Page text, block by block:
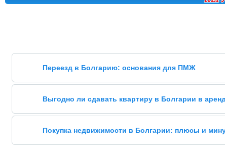
Переезд в Болгарию: основания для ПМЖ
Выгодно ли сдавать квартиру в Болгарии в
Покупка недвижимости в Болгарии: плюсы и